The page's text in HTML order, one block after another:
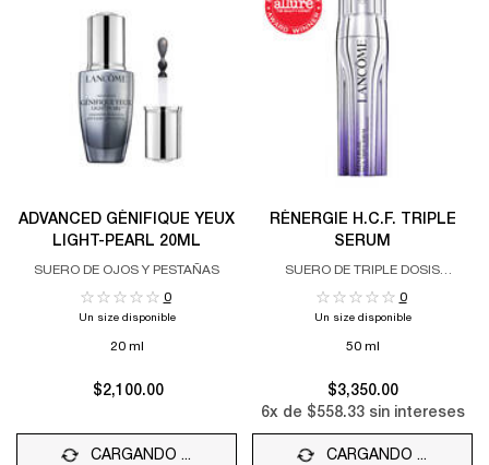
ADVANCED GÉNIFIQUE YEUX
LIGHT-PEARL 20ML
SUERO DE OJOS Y PESTAÑAS
0
Un size disponible
20 ml
$2,100.00
CARGANDO ...
RÉNERGIE H.C.F. TRIPLE
SERUM
SUERO DE TRIPLE DOSIS
0
Un size disponible
50 ml
$3,350.00
6x de $558.33sin intereses
CARGANDO ...